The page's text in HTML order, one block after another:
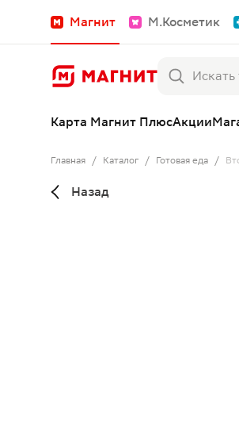
Магнит М.Косметик
Карта Магнит ПлюсАкции
Главная / Каталог / Готовая еда /
Назад